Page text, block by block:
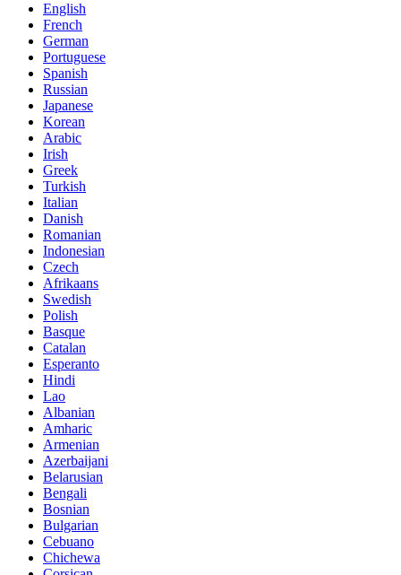
English
French
German
Portuguese
Spanish
Russian
Japanese
Korean
Arabic
Irish
Greek
Turkish
Italian
Danish
Romanian
Indonesian
Czech
Afrikaans
Swedish
Polish
Basque
Catalan
Esperanto
Hindi
Lao
Albanian
Amharic
Armenian
Azerbaijani
Belarusian
Bengali
Bosnian
Bulgarian
Cebuano
Chichewa